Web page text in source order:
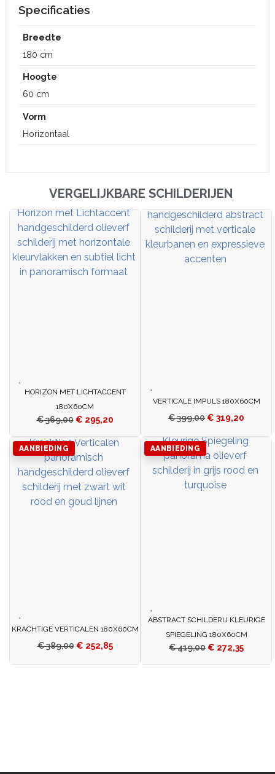
Specificaties
Breedte
180 cm
Hoogte
60 cm
Vorm
Horizontaal
VERGELIJKBARE SCHILDERIJEN
HORIZON MET LICHTACCENT
180X60CM
€369,00 € 295,20
VERTICALE IMPULS 180X60CM
€399,00 € 319,20
AANBIEDING
KRACHTIGE VERTICALEN 180X60CM
€389,00 € 252,85
AANBIEDING
ABSTRACT SCHILDERIJ KLEURIGE
SPIEGELING 180X60CM
€419,00 € 272,35